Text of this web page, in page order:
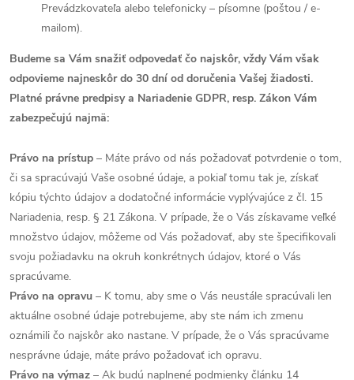
Prevádzkovateľa alebo telefonicky – písomne (poštou / e-
mailom).
Budeme sa Vám snažiť odpovedať čo najskôr, vždy Vám však
odpovieme najneskôr do 30 dní od doručenia Vašej žiadosti.
Platné právne predpisy a Nariadenie GDPR, resp. Zákon Vám
zabezpečujú najmä:
Právo na prístup – Máte právo od nás požadovať potvrdenie o tom,
či sa spracúvajú Vaše osobné údaje, a pokiaľ tomu tak je, získať
kópiu týchto údajov a dodatočné informácie vyplývajúce z čl. 15
Nariadenia, resp. § 21 Zákona. V prípade, že o Vás získavame veľké
množstvo údajov, môžeme od Vás požadovať, aby ste špecifikovali
svoju požiadavku na okruh konkrétnych údajov, ktoré o Vás
spracúvame.
Právo na opravu – K tomu, aby sme o Vás neustále spracúvali len
aktuálne osobné údaje potrebujeme, aby ste nám ich zmenu
oznámili čo najskôr ako nastane. V prípade, že o Vás spracúvame
nesprávne údaje, máte právo požadovať ich opravu.
Právo na výmaz – Ak budú naplnené podmienky článku 14